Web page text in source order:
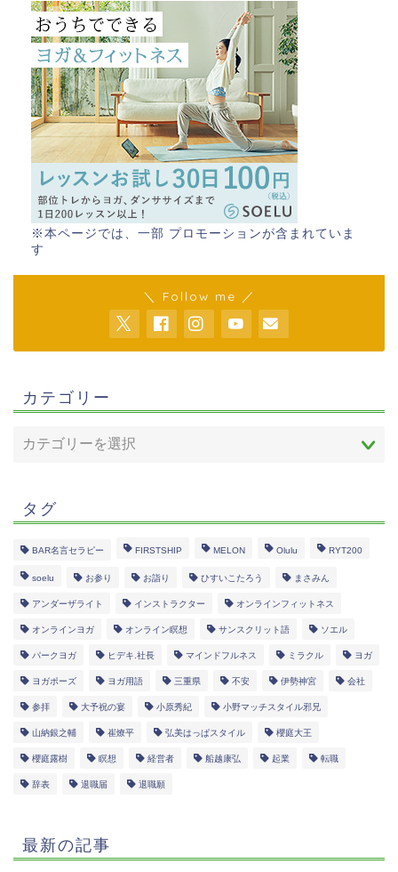
※本ページでは、一部 プロモーションが含まれていま
す
＼ Follow me ／
カテゴリー
タグ
BAR名言セラピー FIRSTSHIP MELON Olulu RYT200
soelu お参り お詣り ひすいこたろう まさみん
アンダーザライト インストラクター オンラインフィットネス
オンラインヨガ オンライン瞑想 サンスクリット語 ソエル
パークヨガ ヒデキ.社長 マインドフルネス ミラクル ヨガ
ヨガポーズ ヨガ用語 三重県 不安 伊勢神宮 会社
参拝 大予祝の宴 小原秀紀 小野マッチスタイル邪兄
山納銀之輔 崔燎平 弘美はっぱスタイル 櫻庭大王
櫻庭露樹 瞑想 経営者 船越康弘 起業 転職
辞表 退職届 退職願
最新の記事